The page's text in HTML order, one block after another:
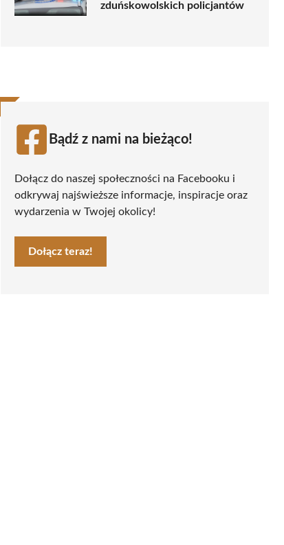
zduńskowolskich policjantów
Bądź z nami na bieżąco!
Dołącz do naszej społeczności na Facebooku i
odkrywaj najświeższe informacje, inspiracje oraz
wydarzenia w Twojej okolicy!
Dołącz teraz!